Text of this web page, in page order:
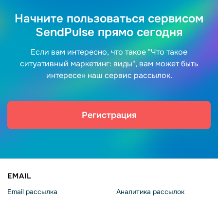
Начните пользоваться сервисом
SendPulse прямо сегодня
Если вам интересно, что такое "Что такое
ситуативный маркетинг: виды", вам может быть
интересен наш сервис рассылок.
Регистрация
EMAIL
Email рассылка
Аналитика рассылок